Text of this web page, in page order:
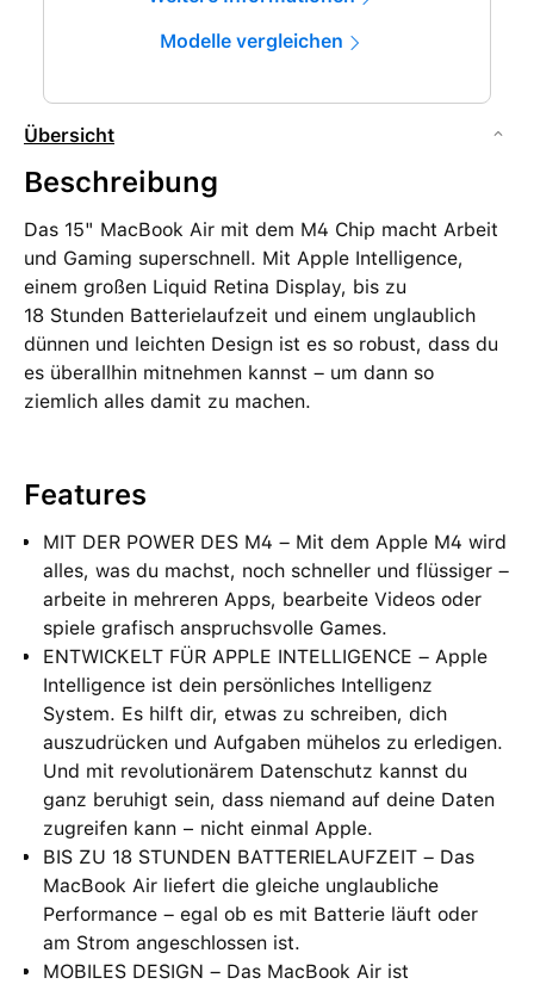
Modelle vergleichen
Übersicht
Beschreibung
Das 15" MacBook Air mit dem M4 Chip macht Arbeit
und Gaming superschnell. Mit Apple Intelligence,
einem großen Liquid Retina Display, bis zu
18 Stunden Batterielaufzeit und einem unglaublich
dünnen und leichten Design ist es so robust, dass du
es überallhin mitnehmen kannst – um dann so
ziemlich alles damit zu machen.
Features
MIT DER POWER DES M4 – Mit dem Apple M4 wird
alles, was du machst, noch schneller und flüssiger –
arbeite in mehreren Apps, bearbeite Videos oder
spiele grafisch anspruchsvolle Games.
ENTWICKELT FÜR APPLE INTELLIGENCE – Apple
Intelligence ist dein persönliches Intelligenz
System. Es hilft dir, etwas zu schreiben, dich
auszudrücken und Aufgaben mühelos zu erledigen.
Und mit revolutionärem Datenschutz kannst du
ganz beruhigt sein, dass niemand auf deine Daten
zugreifen kann − nicht einmal Apple.
BIS ZU 18 STUNDEN BATTERIELAUFZEIT – Das
MacBook Air liefert die gleiche unglaubliche
Performance – egal ob es mit Batterie läuft oder
am Strom angeschlossen ist.
MOBILES DESIGN – Das MacBook Air ist